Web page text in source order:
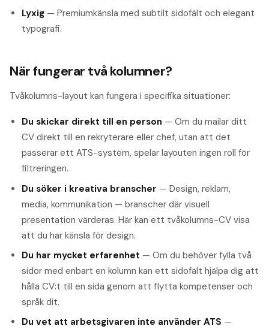
Lyxig — Premiumkänsla med subtilt sidofält och elegant
typografi.
När fungerar två kolumner?
Tvåkolumns-layout kan fungera i specifika situationer:
Du skickar direkt till en person — Om du mailar ditt
CV direkt till en rekryterare eller chef, utan att det
passerar ett ATS-system, spelar layouten ingen roll för
filtreringen.
Du söker i kreativa branscher — Design, reklam,
media, kommunikation — branscher där visuell
presentation värderas. Här kan ett tvåkolumns-CV visa
att du har känsla för design.
Du har mycket erfarenhet — Om du behöver fylla två
sidor med enbart en kolumn kan ett sidofält hjälpa dig att
hålla CV:t till en sida genom att flytta kompetenser och
språk dit.
Du vet att arbetsgivaren inte använder ATS —